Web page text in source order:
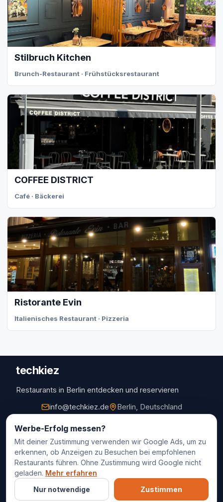
Stilbruch Kitchen
Brunch-Restaurant · Frühstücksrestaurant
COFFEE DISTRICT
Café · Bäckerei
Ristorante Evin
Italienisches Restaurant · Pizzeria
techkiez
Restaurants in Berlin entdecken und reservieren
info@techkiez.de
Berlin, Deutschland
Restaurants
Restaurantauswahl
Für Unternehmen
Kontakt
© 2025 techkiez. Alle Rechte vorbehalten.
Werbe-Erfolg messen?
Mit deiner Zustimmung verwenden wir Google Ads, um zu
erkennen, ob Anzeigen zu Besuchen bei empfohlenen
Restaurants führen. Ohne Zustimmung wird Google nicht
geladen. Mehr erfahren
Nur notwendige
Zustimmen